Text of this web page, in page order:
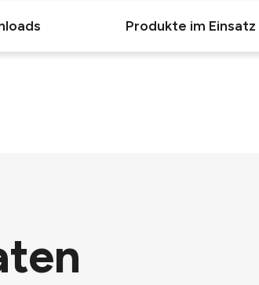
Produkte im Einsatz